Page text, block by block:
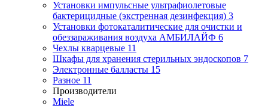
Установки импульсные ультрафиолетовые
бактерицидные (экстренная дезинфекция) 3
Установки фотокаталитические для очистки и
обеззараживания воздуха АМБИЛАЙФ 6
Чехлы кварцевые 11
Шкафы для хранения стерильных эндоскопов 7
Электронные балласты 15
Разное 11
Производители
Miele